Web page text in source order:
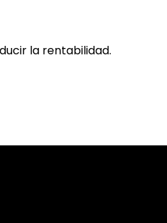
la rentabilidad.